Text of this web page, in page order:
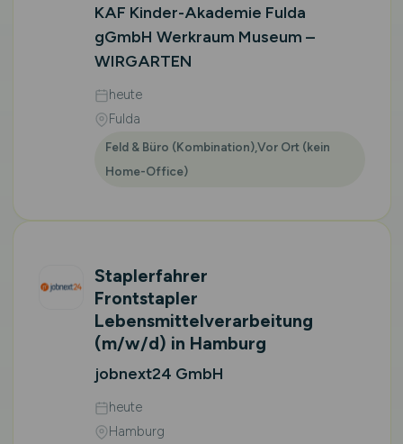
KAF Kinder-Akademie Fulda
gGmbH Werkraum Museum –
WIRGARTEN
heute
Fulda
Feld & Büro (Kombination),Vor Ort (kein
Home-Office)
Staplerfahrer
Frontstapler
Lebensmittelverarbeitung
(m/w/d) in Hamburg
jobnext24 GmbH
heute
Hamburg